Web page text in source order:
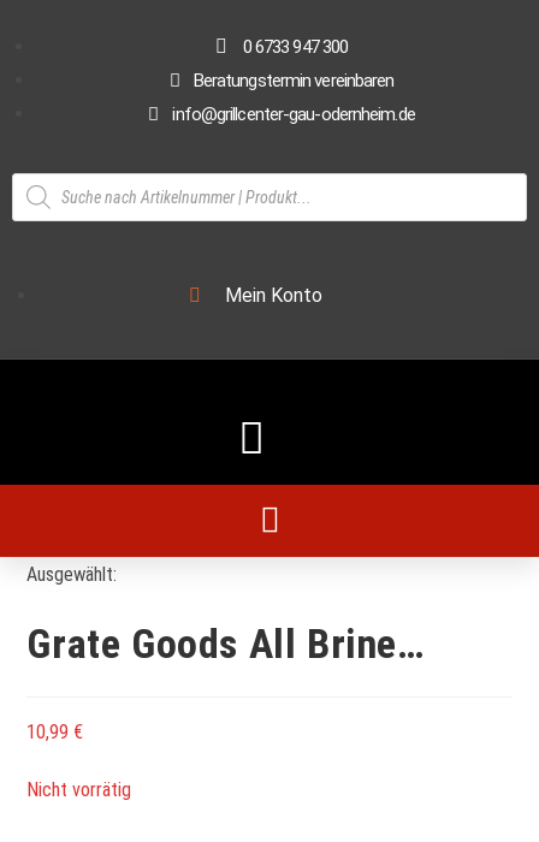
0 6733 947 300
Beratungstermin vereinbaren
info@grillcenter-gau-odernheim.de
Mein Konto
Ausgewählt:
Grate Goods All Brine…
10,99 €
Nicht vorrätig